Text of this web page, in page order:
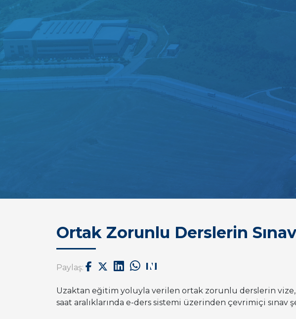
Ortak Zorunlu Derslerin
Paylaş:
Uzaktan eğitim yoluyla verilen ortak zorunlu derslerin
saat aralıklarında e-ders sistemi üzerinden çevrimiçi